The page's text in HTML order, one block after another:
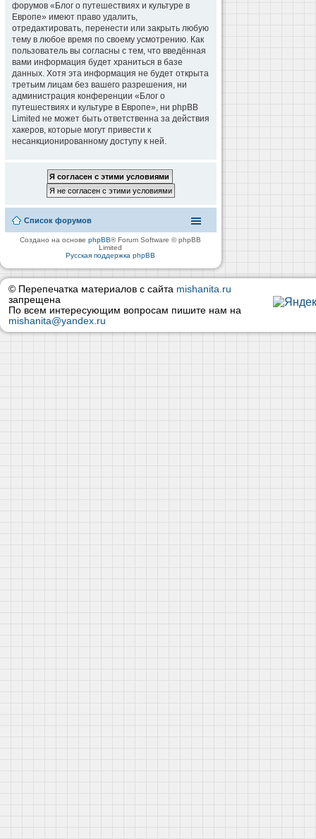
форумов «Блог о путешествиях и культуре в
Европе» имеют право удалить,
отредактировать, перенести или закрыть любую
тему в любое время по своему усмотрению. Как
пользователь вы согласны с тем, что введённая
вами информация будет храниться в базе
данных. Хотя эта информация не будет открыта
третьим лицам без вашего разрешения, ни
администрация конференции «Блог о
путешествиях и культуре в Европе», ни phpBB
Limited не может быть ответственна за действия
хакеров, которые могут привести к
несанкционированному доступу к ней.
Список форумов
Создано на основеphpBB® Forum Software © phpBB
Limited
Русская поддержка phpBB
© Перепечатка материалов с сайта mishanita.ru
запрещена
По всем интересующим вопросам пишите нам на
mishanita@yandex.ru